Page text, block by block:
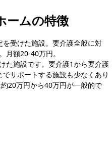
ームの特徴
受けた施設。要介護全般に対
月額20-40万円。
た施設です。要介護1から要介護
サポートする施設も少なくあり
20万円から40万円が一般的で